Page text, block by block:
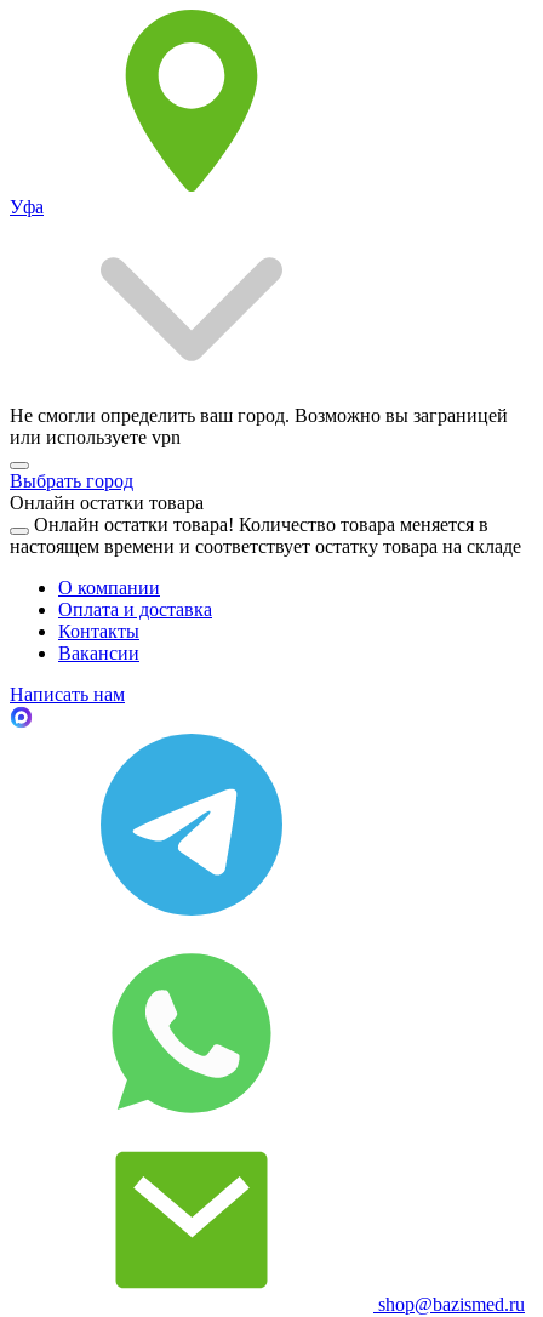
Уфа
Не смогли определить ваш город. Возможно вы заграницей
или используете vpn
Выбрать город
Онлайн остатки товара
Онлайн остатки товара! Количество товара меняется в
настоящем времени и соответствует остатку товара на складе
О компании
Оплата и доставка
Контакты
Вакансии
Написать нам
shop@bazismed.ru